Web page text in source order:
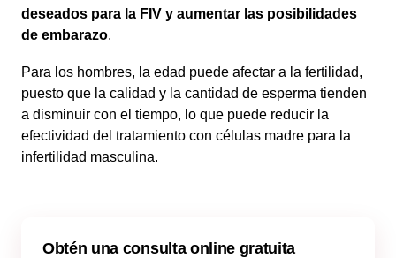
deseados para la FIV y aumentar las posibilidades
de embarazo.
Para los hombres, la edad puede afectar a la fertilidad,
puesto que la calidad y la cantidad de esperma tienden
a disminuir con el tiempo, lo que puede reducir la
efectividad del tratamiento con células madre para la
infertilidad masculina.
Obtén una consulta online gratuita